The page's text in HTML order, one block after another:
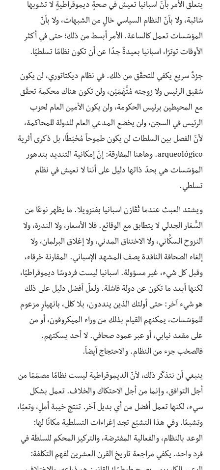
يتعلّق الأمر بأنّ اسبانيا تعيش في صحةٍ ديموقراطيةٍ لا تشوبها
شائبة، ولا بأنّ النظام السياسي خالٍ من الشبهات، ولا بأنّ
المؤسّسات تعمل كالساعة. الأمر أبسط من ذلك؛ حتى في أكثر
الأوقات توترًا، اسبانيا بعيدةٌ جدًا عن أن تكون نظامًا تسلطيًا.
جرْدٌ سريع يكفي للتحقّق من ذلك. في نظام ديكتاتوري، لن يكون
شقيق الرئيس ولا زوجته مُتَّهَمَيْن، ولن تكون هناك محكمة تحقّق
مع المحيطين برئيس الحكومة، ولن يكون الأمين العام لحزب
الرئيس في السجن، ولن يخضع المدعي العام للدولة للمحاكمة،
لأنّ الفصل بين السلطات لن يكون طموحاً مُحْبَطًا، بل ذكرى أثرية
arqueológico. وهاهنا المفارقة: إنّ إمكانية التنديد بتدهور
المؤسّسات هي بحدّ ذاتها دليل على أننا لا نعيش في نظام
تسلطي.
ويشتد العبث عندما تُقَارَن اسبانيا بفنزويلا. ما يظهر نوعًا من
السُّعَار الجدلي لا يتطابق مع الوقائع. فلا الأسعار، ولا الندرة، ولا
النزوح السكَّاني، ولا الاختناق المدني، ولا إغلاق البرلمان، ولا
إلغاء الصحافة الناقدة يصف المشهد الإسباني. المقارنة خرقاء،
وقبل كل شيء، غير مسؤولة. اسبانيا ليست فردوسًا ديموقراطيًا،
لكنها أبعد ما تكون عن دولة فاشلة. ولعلّ أفضل دليل على ذلك
هو شيء آخر: حتى أولئك الذين ينددون، بلا كلل، بانهيارٍ مزعوم
للمؤسّسات، يمكنهم القيام بذلك من وراء الميكروفون، أو من
على مقعد نيابي، أو عبر عمود صحافي. لا أحد يسكتهم.
فالصخب جزء من النظام. والاحتجاج أيضاً.
ينبغي أن نتذكّر ذلك، لأنّ الديموقراطية ليست نظامًا مصمّمًا من
أجل التوافق، وإنما من أجل الاحتكاك والخلاف. تعمل بشكل
سيء، لكنها تعمل أفضل من أي بديل آخر. تنتج خيبة أملٍ، وتعبًا،
وتشبعًا. وفي هذا التشبّع تجد إغراءات التسلطية مكانًا لها:
الوعد بالنظام، والفعالية المفترضة، والتركيز المحكم للسلطة في
فرد واحد. يكفي مراجعة تاريخ القرن العشرين لفهم التكلفة: